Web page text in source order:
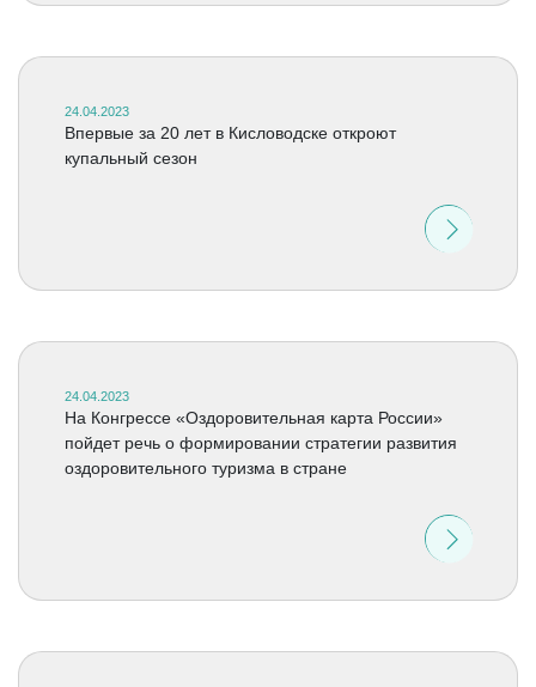
24.04.2023
Впервые за 20 лет в Кисловодске откроют
купальный сезон
24.04.2023
На Конгрессе «Оздоровительная карта России»
пойдет речь о формировании стратегии развития
оздоровительного туризма в стране